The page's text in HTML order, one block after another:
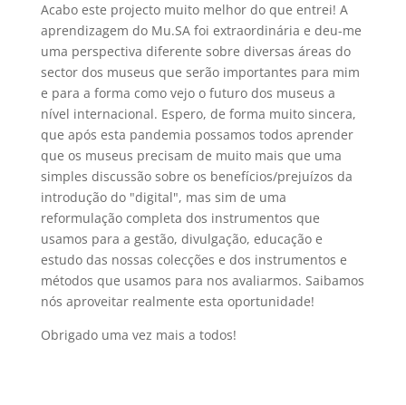
Acabo este projecto muito melhor do que entrei! A
aprendizagem do Mu.SA foi extraordinária e deu-me
uma perspectiva diferente sobre diversas áreas do
sector dos museus que serão importantes para mim
e para a forma como vejo o futuro dos museus a
nível internacional. Espero, de forma muito sincera,
que após esta pandemia possamos todos aprender
que os museus precisam de muito mais que uma
simples discussão sobre os benefícios/prejuízos da
introdução do "digital", mas sim de uma
reformulação completa dos instrumentos que
usamos para a gestão, divulgação, educação e
estudo das nossas colecções e dos instrumentos e
métodos que usamos para nos avaliarmos. Saibamos
nós aproveitar realmente esta oportunidade!
Obrigado uma vez mais a todos!